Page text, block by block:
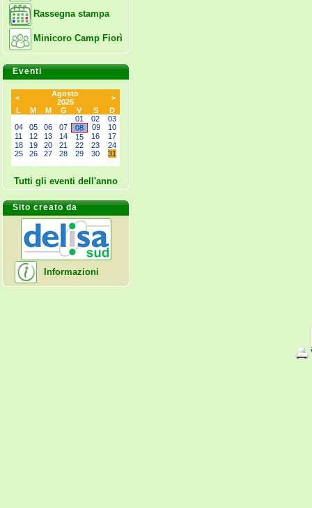
Rassegna stampa
Minicoro Camp Fiorì
Eventi
<
Agosto
2025
>
L
M M G V S
D
01 02
03
04
05 06 07 08 09
10
11
12 13 14 15 16
17
18
19 20 21 22 23
24
25
26 27 28 29 30
31
Tutti gli eventi dell'anno
Sito creato da
Informazioni